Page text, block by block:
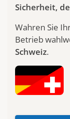
Sicherheit,
Wahren Sie
Betrieb
Schweiz.